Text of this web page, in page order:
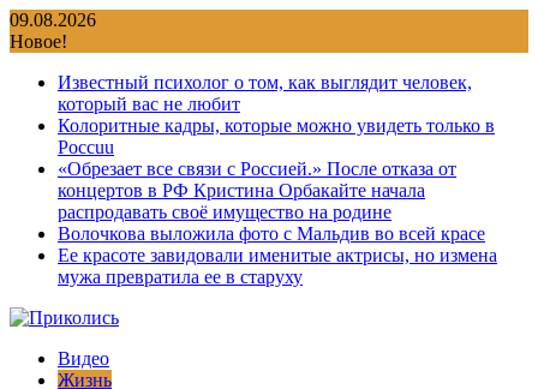
Перейти
к
09.08.2026
Новое!
Известный психолог о том, как выглядит человек,
который вас не любит
Колоритные кадры, которые можно увидеть только в
Россuu
«Обрезает все связи с Россией.» После отказа от
концертов в РФ Кристина Орбакайте начала
распродавать своё имущество на родине
Волочкова выложила фото с Мальдив во всей красе
Ее красоте завидовали именитые актрисы, но измена
мужа превратила ее в старуху
Видео
Жизнь